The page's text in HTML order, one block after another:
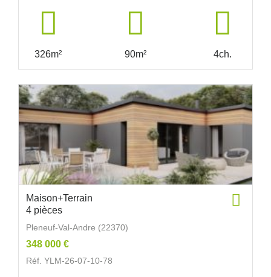
326m² 90m² 4ch.
Maison+Terrain
4 pièces
Pleneuf-Val-Andre (22370)
348 000 €
Réf. YLM-26-07-10-78